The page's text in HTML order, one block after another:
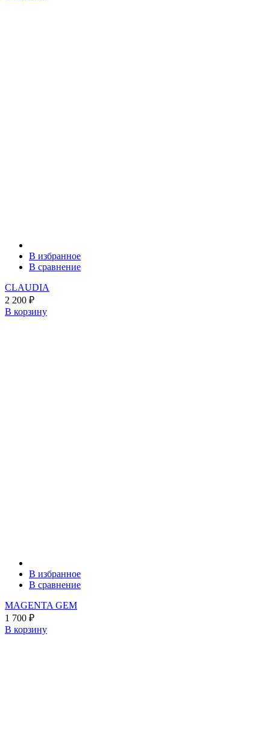
В избранное
В сравнение
CLAUDIA
2 200 ₽
В корзину
В избранное
В сравнение
MAGENTA GEM
1 700 ₽
В корзину